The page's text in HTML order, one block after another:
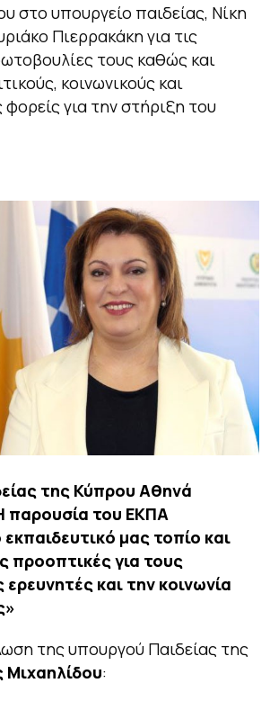
στο υπουργείο παιδείας, Νίκη
Πιερρακάκη για τις
τους καθώς και
κοινωνικούς και
για την στήριξη του
της Κύπρου Αθηνά
παρουσία του ΕΚΠΑ
εκπαιδευτικό μας τοπίο και
προοπτικές για τους
και την κοινωνία
της υπουργού Παιδείας της
: